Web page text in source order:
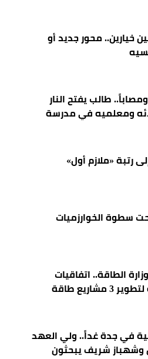
خيارين.. محور جديد أو
ومصاباً.. طالب يفتح النار
ومعلميه في مدرسة
رتبة «ملازم أول»
سطوة الخوارزميات
الطاقة.. اتفاقيات
سعودية لتطوير 3 مشاريع طاقة
في جدة غداً.. ولي العهد
وشهباز شريف يبحثون